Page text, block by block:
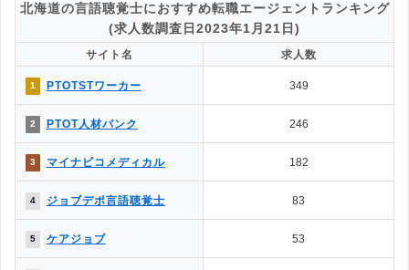
北海道の言語聴覚士におすすめ転職エージェントランキング
(求人数調査日2023年1月21日)
サイト名 求人数
1 PTOTSTワーカー 349
2 PTOT人材バンク 246
3 マイナビコメディカル 182
4 ジョブデポ言語聴覚士 83
5 ケアジョブ 53